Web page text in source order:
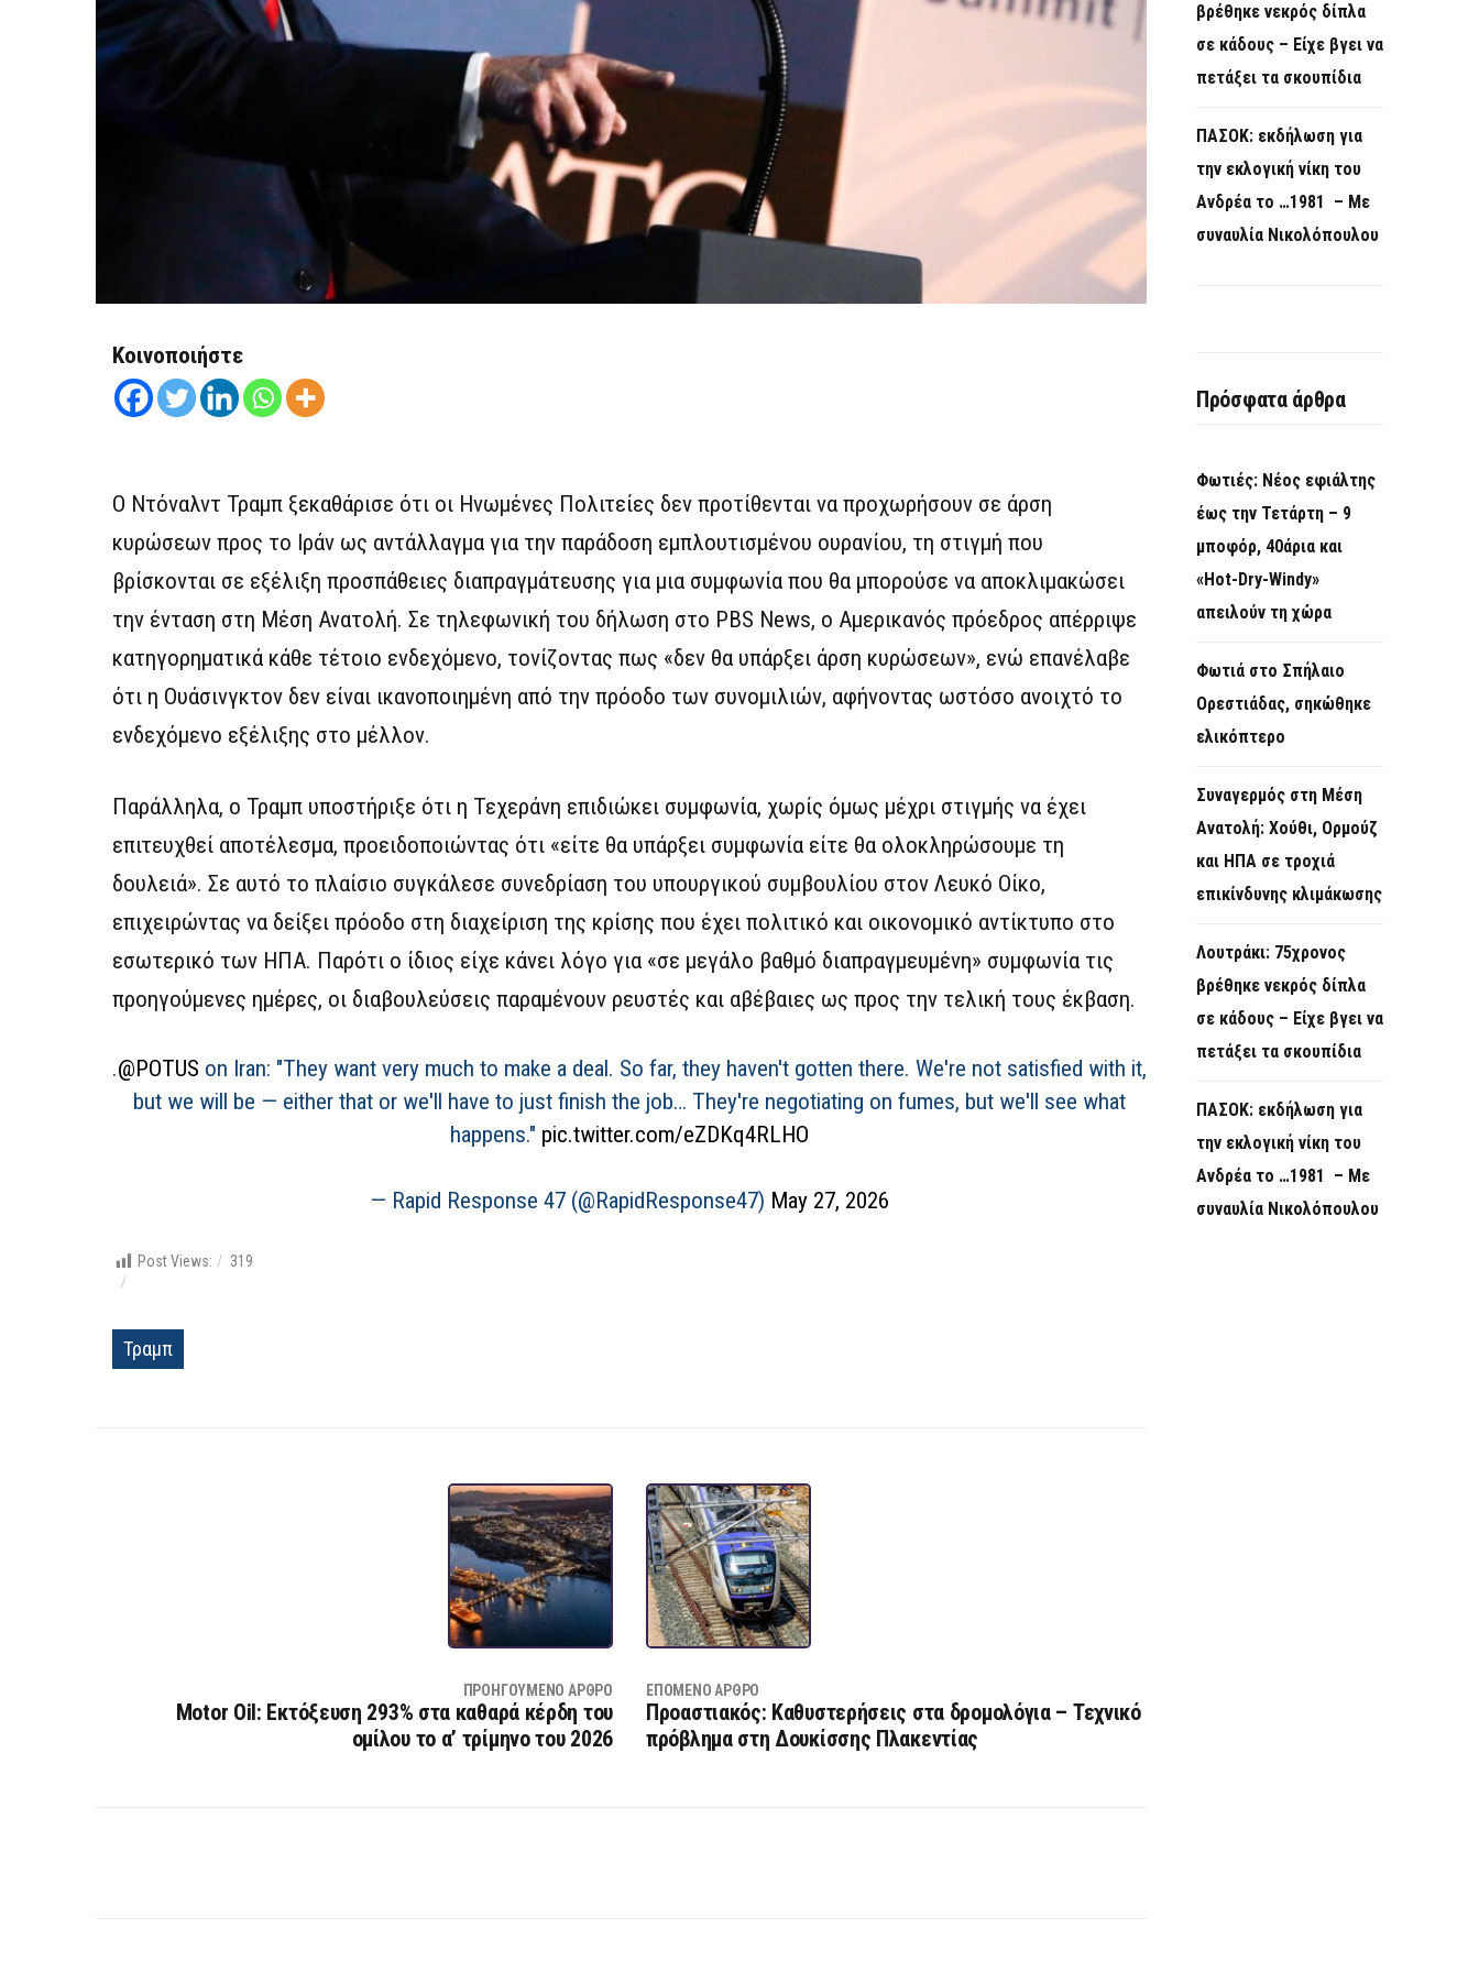
Κοινοποιήστε
Ο Ντόναλντ Τραμπ ξεκαθάρισε ότι οι Ηνωμένες Πολιτείες δεν προτίθενται να προχωρήσουν σε άρση
κυρώσεων προς το Ιράν ως αντάλλαγμα για την παράδοση εμπλουτισμένου ουρανίου, τη στιγμή που
βρίσκονται σε εξέλιξη προσπάθειες διαπραγμάτευσης για μια συμφωνία που θα μπορούσε να αποκλιμακώσει
την ένταση στη Μέση Ανατολή. Σε τηλεφωνική του δήλωση στο PBS News, ο Αμερικανός πρόεδρος απέρριψε
κατηγορηματικά κάθε τέτοιο ενδεχόμενο, τονίζοντας πως «δεν θα υπάρξει άρση κυρώσεων», ενώ επανέλαβε
ότι η Ουάσινγκτον δεν είναι ικανοποιημένη από την πρόοδο των συνομιλιών, αφήνοντας ωστόσο ανοιχτό το
ενδεχόμενο εξέλιξης στο μέλλον.
Παράλληλα, ο Τραμπ υποστήριξε ότι η Τεχεράνη επιδιώκει συμφωνία, χωρίς όμως μέχρι στιγμής να έχει
επιτευχθεί αποτέλεσμα, προειδοποιώντας ότι «είτε θα υπάρξει συμφωνία είτε θα ολοκληρώσουμε τη
δουλειά». Σε αυτό το πλαίσιο συγκάλεσε συνεδρίαση του υπουργικού συμβουλίου στον Λευκό Οίκο,
επιχειρώντας να δείξει πρόοδο στη διαχείριση της κρίσης που έχει πολιτικό και οικονομικό αντίκτυπο στο
εσωτερικό των ΗΠΑ. Παρότι ο ίδιος είχε κάνει λόγο για «σε μεγάλο βαθμό διαπραγμευμένη» συμφωνία τις
προηγούμενες ημέρες, οι διαβουλεύσεις παραμένουν ρευστές και αβέβαιες ως προς την τελική τους έκβαση.
.@POTUS on Iran: "They want very much to make a deal. So far, they haven't gotten there. We're not satisfied with it,
but we will be — either that or we'll have to just finish the job… They're negotiating on fumes, but we'll see what
happens." pic.twitter.com/eZDKq4RLHO
— Rapid Response 47 (@RapidResponse47) May 27, 2026
Post Views: 319
Τραμπ
ΠΡΟΗΓΟΎΜΕΝΟ ΆΡΘΡΟ
Motor Oil: Εκτόξευση 293% στα καθαρά κέρδη του
ομίλου το α’ τρίμηνο του 2026
ΕΠΌΜΕΝΟ ΆΡΘΡΟ
Προαστιακός: Καθυστερήσεις στα δρομολόγια – Τεχνικό
πρόβλημα στη Δουκίσσης Πλακεντίας
βρέθηκε νεκρός δίπλα
σε κάδους – Είχε βγει να
πετάξει τα σκουπίδια
ΠΑΣΟΚ: εκδήλωση για
την εκλογική νίκη του
Ανδρέα το …1981 – Με
συναυλία Νικολόπουλου
Πρόσφατα άρθρα
Φωτιές: Νέος εφιάλτης
έως την Τετάρτη – 9
μποφόρ, 40άρια και
«Hot-Dry-Windy»
απειλούν τη χώρα
Φωτιά στο Σπήλαιο
Ορεστιάδας, σηκώθηκε
ελικόπτερο
Συναγερμός στη Μέση
Ανατολή: Χούθι, Ορμούζ
και ΗΠΑ σε τροχιά
επικίνδυνης κλιμάκωσης
Λουτράκι: 75χρονος
βρέθηκε νεκρός δίπλα
σε κάδους – Είχε βγει να
πετάξει τα σκουπίδια
ΠΑΣΟΚ: εκδήλωση για
την εκλογική νίκη του
Ανδρέα το …1981 – Με
συναυλία Νικολόπουλου